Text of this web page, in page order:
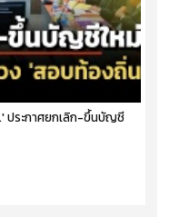
ประกาศยกเลิก-ขึ้นบัญชี